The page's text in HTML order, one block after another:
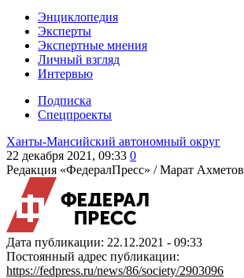
Энциклопедия
Эксперты
Экспертные мнения
Личный взгляд
Интервью
Подписка
Спецпроекты
Ханты-Мансийский автономный округ
22 декабря 2021, 09:33 0
Редакция «ФедералПресс» /Марат Ахметов
Дата публикации: 22.12.2021 - 09:33
Постоянный адрес публикации:
https://fedpress.ru/news/86/society/2903096